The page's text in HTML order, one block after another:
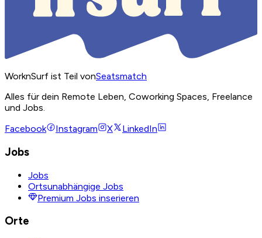
WorknSurf ist Teil vonSeatsmatch
Alles für dein Remote Leben, Coworking Spaces, Freelance
und Jobs.
Facebook
Instagram X LinkedIn
Jobs
Jobs
Ortsunabhängige Jobs
Premium Jobs inserieren
Orte